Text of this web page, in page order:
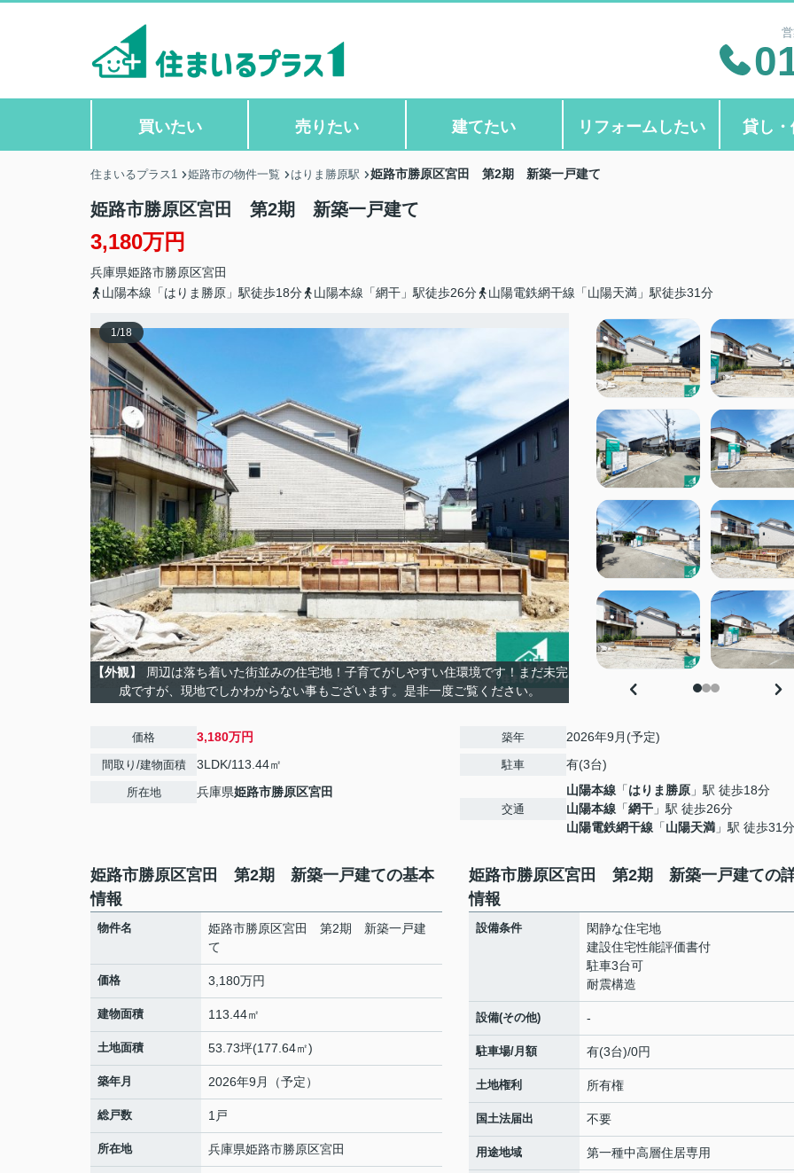
買いたい 売りたい 建てたい リフォームしたい 貸し
住まいるプラス1 姫路市の物件一覧 はりま勝原駅 姫路市勝原区宮田 第2期 新築一戸建て
姫路市勝原区宮田 第2期 新築一戸建て
3,180万円
兵庫県姫路市勝原区宮田
山陽本線「はりま勝原」駅徒歩18分
山陽本線「網干」駅徒歩26分 山陽電鉄網干線「山陽天満」駅徒歩31分
1/18
【外観】
周辺は落ち着いた街並みの住宅地！子育てがしやすい住環境です！まだ未完
成ですが、現地でしかわからない事もございます。是非一度ご覧ください。
価格 3,180万円
間取り/建物面積 3LDK/113.44㎡
所在地 兵庫県姫路市勝原区宮田
築年 2026年9月(予定)
駐車 有(3台)
交通
山陽本線 「はりま勝原 」駅 徒歩18分
山陽本線 「網干 」駅 徒歩26分
山陽電鉄網干線 「山陽天満 」駅 徒歩31分
姫路市勝原区宮田 第2期 新築一戸建ての基本
情報
物件名
姫路市勝原区宮田 第2期 新築一戸建
て
価格 3,180万円
建物面積 113.44㎡
土地面積 53.73坪(177.64㎡)
築年月 2026年9月（予定）
総戸数 1戸
所在地 兵庫県姫路市勝原区宮田
姫路市勝原区宮田 第2期 新築一戸建ての
情報
設備条件
閑静な住宅地
建設住宅性能評価書付
駐車3台可
耐震構造
設備(その他) -
駐車場/月額 有(3台)/0円
土地権利 所有権
国土法届出 不要
用途地域 第一種中高層住居専用